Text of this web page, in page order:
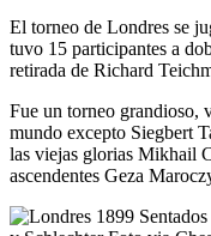
El torneo de Londres se
tuvo 15 participantes a
retirada de Richard
Fue un torneo grandioso,
mundo excepto Siegbert
las viejas glorias Mikhail
ascendentes Geza